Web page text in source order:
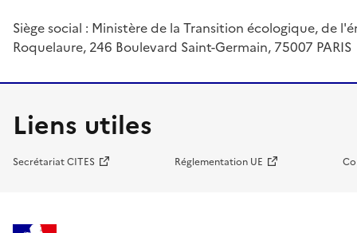
Siège social : Ministère de la Transition écologique, de
Roquelaure, 246 Boulevard Saint-Germain, 75007 PARIS
Liens utiles
Secrétariat CITES Réglementation UE